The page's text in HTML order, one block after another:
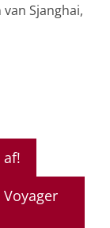
Sjanghai,
af!